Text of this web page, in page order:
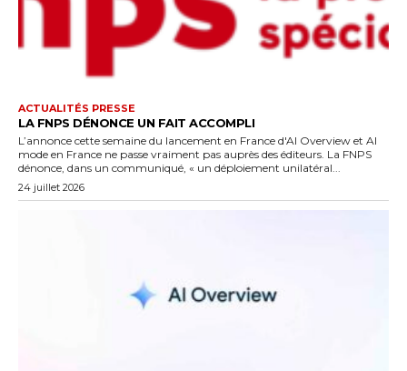
ACTUALITÉS PRESSE
LA FNPS DÉNONCE UN FAIT ACCOMPLI
L’annonce cette semaine du lancement en France d'AI Overview et AI
mode en France ne passe vraiment pas auprès des éditeurs. La FNPS
dénonce, dans un communiqué, « un déploiement unilatéral...
24 juillet 2026